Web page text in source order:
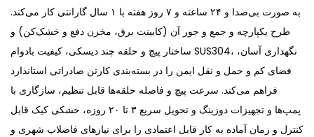
به صورت بی‌صدا و ۲۴ ساعته و ۷ روز هفته با ۱ سال گارانتی کار می‌کند.
طرح یکپارچه و جمع و جور آن (کابینت برق، مخزن دفع و خشک‌کن) و
ساختار پیچ و حلقه چند دیسکی، کیفیت بادوام SUS304، نگهداری آسان،
فضای کم و حمل و نقل ایمن را در بسته‌بندی کارتن صادراتی استاندارد
فراهم می‌کند. سرعت پیچ و فاصله حلقه‌ها قابل تنظیم، سازگاری با
پمپ‌ها و تجهیزات دوزینگ و تحویل سریع ۳ تا ۲۰ روزه، خشکی کیک قابل
کنترل و زمان آماده به کار قابل اعتمادی را برای نیازهای فاضلاب شهری و